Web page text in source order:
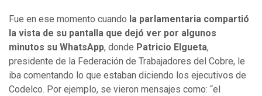
Fue en ese momento cuando la parlamentaria compartió
la vista de su pantalla que dejó ver por algunos
minutos su WhatsApp, donde Patricio Elgueta,
presidente de la Federación de Trabajadores del Cobre, le
iba comentando lo que estaban diciendo los ejecutivos de
Codelco. Por ejemplo, se vieron mensajes como: “el